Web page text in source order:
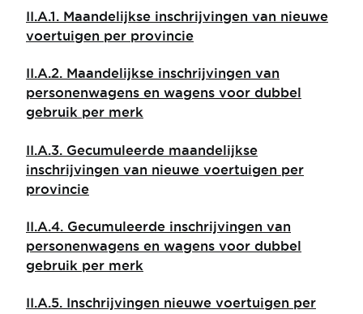
II.A.1. Maandelijkse inschrijvingen van nieuwe
voertuigen per provincie
II.A.2. Maandelijkse inschrijvingen van
personenwagens en wagens voor dubbel
gebruik per merk
II.A.3. Gecumuleerde maandelijkse
inschrijvingen van nieuwe voertuigen per
provincie
II.A.4. Gecumuleerde inschrijvingen van
personenwagens en wagens voor dubbel
gebruik per merk
II.A.5. Inschrijvingen nieuwe voertuigen per